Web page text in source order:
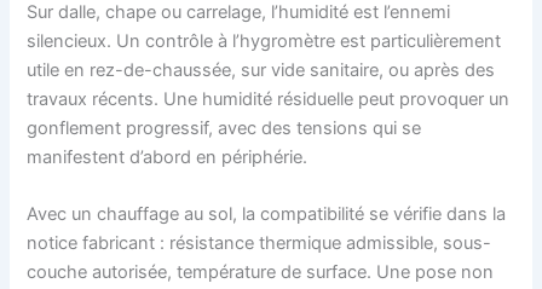
Sur dalle, chape ou carrelage, l’humidité est l’ennemi
silencieux. Un contrôle à l’hygromètre est particulièrement
utile en rez-de-chaussée, sur vide sanitaire, ou après des
travaux récents. Une humidité résiduelle peut provoquer un
gonflement progressif, avec des tensions qui se
manifestent d’abord en périphérie.
Avec un chauffage au sol, la compatibilité se vérifie dans la
notice fabricant : résistance thermique admissible, sous-
couche autorisée, température de surface. Une pose non